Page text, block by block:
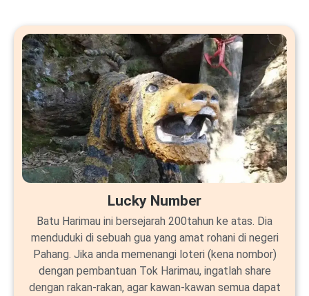
Lucky Number
Batu Harimau ini bersejarah 200tahun ke atas. Dia
menduduki di sebuah gua yang amat rohani di negeri
Pahang. Jika anda memenangi loteri (kena nombor)
dengan pembantuan Tok Harimau, ingatlah share
dengan rakan-rakan, agar kawan-kawan semua dapat